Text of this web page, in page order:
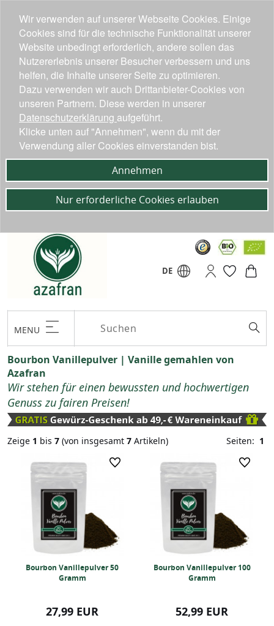
DE
MENU
Bourbon Vanillepulver | Vanille gemahlen von
Azafran
Wir stehen für einen bewussten und hochwertigen
Genuss zu fairen Preisen!
Zeige 1 bis 7 (von insgesamt 7 Artikeln) Seiten: 1
Bourbon Vanillepulver 50
Gramm
27,99 EUR
Bourbon Vanillepulver 100
Gramm
52,99 EUR
Wir verwenden auf unserer Webseite Cookies. Einige
Cookies sind für die technische Funktionalität unserer
Website unbedingt erforderlich, andere sollen das
Nutzererlebnis unserer Besucher verbessern und uns
helfen, die Inhalte unserer Seite zu optimieren.
Dazu verwenden wir auch Drittanbieter-Cookies von
unseren Partnern. Diese werden in unserer
Datenschutzerklärung aufgeführt.
Klicke unten auf "Annehmen", wenn du mit der
Verwendung aller Cookies einverstanden bist.
Annehmen
Nur erforderliche Cookies erlauben